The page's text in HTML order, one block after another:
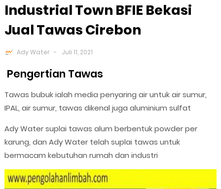
Industrial Town BFIE Bekasi
Jual Tawas Cirebon
Ady Water Juli 11, 2021
Pengertian Tawas
Tawas bubuk ialah media penyaring air untuk air sumur,
IPAL, air sumur, tawas dikenal juga aluminium sulfat
Ady Water suplai tawas alum berbentuk powder per
karung, dan Ady Water telah suplai tawas untuk
bermacam kebutuhan rumah dan industri